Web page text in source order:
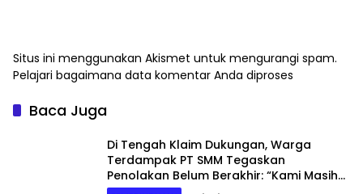
Situs ini menggunakan Akismet untuk mengurangi spam.
Pelajari bagaimana data komentar Anda diproses
Baca Juga
Di Tengah Klaim Dukungan, Warga
Terdampak PT SMM Tegaskan
Penolakan Belum Berakhir: “Kami Masih